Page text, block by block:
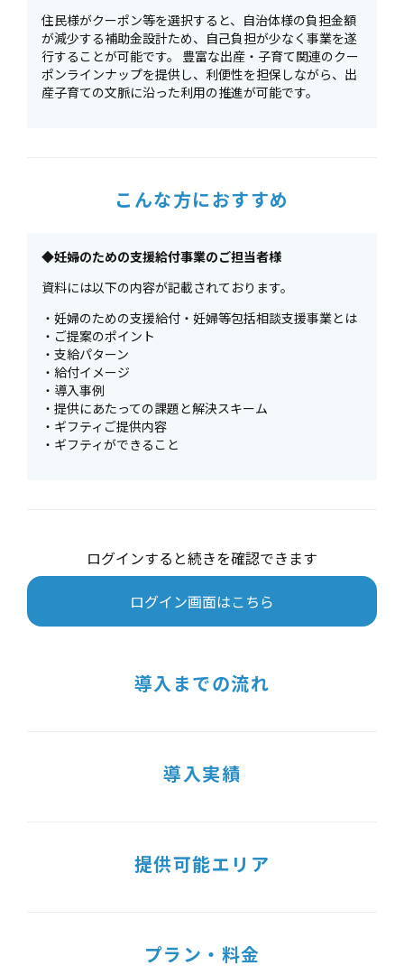
住民様がクーポン等を選択すると、自治体様の負担金額
が減少する補助金設計ため、自己負担が少なく事業を遂
行することが可能です。 豊富な出産・子育て関連のクー
ポンラインナップを提供し、利便性を担保しながら、出
産子育ての文脈に沿った利用の推進が可能です。
こんな方におすすめ
◆妊婦のための支援給付事業のご担当者様
資料には以下の内容が記載されております。
・妊婦のための支援給付・妊婦等包括相談支援事業とは
・ご提案のポイント
・支給パターン
・給付イメージ
・導入事例
・提供にあたっての課題と解決スキーム
・ギフティご提供内容
・ギフティができること
ログインすると続きを確認できます
ログイン画面はこちら
導入までの流れ
導入実績
提供可能エリア
プラン・料金